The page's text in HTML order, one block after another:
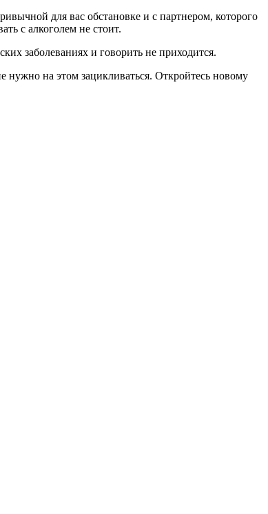
для вас обстановке и с партнером, которого
с алкоголем не стоит.
заболеваниях и говорить не приходится.
нужно на этом зацикливаться. Откройтесь новому